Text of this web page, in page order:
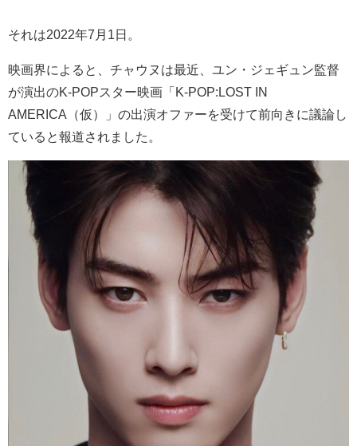
それは2022年7月1日。
映画界によると、チャウヌは最近、ユン・ジェギュン監督
が演出のK-POPスター映画「K-POP:LOST IN
AMERICA（仮）」の出演オファーを受けて前向きに議論し
ていると報道されました。